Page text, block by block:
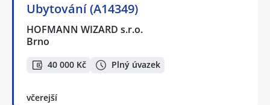
Ubytování (A14349)
HOFMANN WIZARD s.r.o.
Brno
40 000 Kč Plný úvazek
včerejší